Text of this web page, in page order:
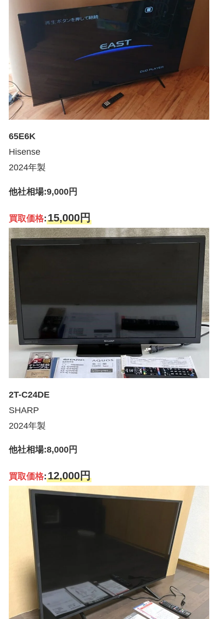
65E6K
Hisense
2024年製
他社相場:9,000円
買取価格:15,000円
2T-C24DE
SHARP
2024年製
他社相場:8,000円
買取価格:12,000円